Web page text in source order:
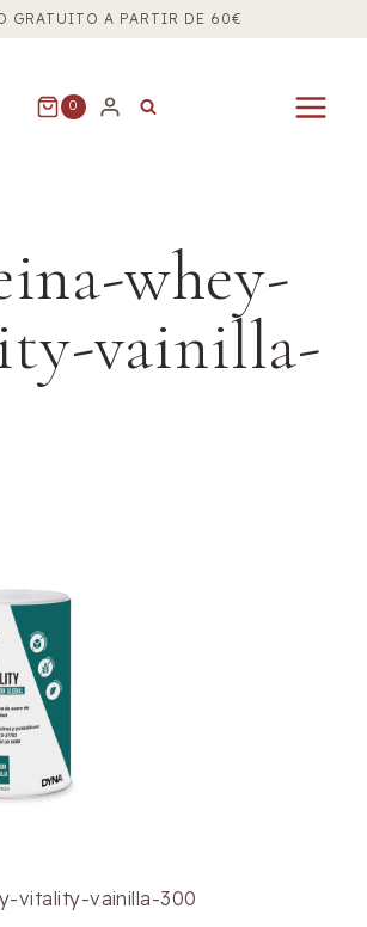
GRATUITO A PARTIR DE 60€
0
whey-
vainilla-
vitality-vainilla-300